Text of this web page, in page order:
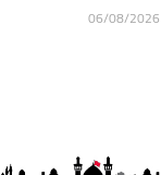
06/08/2026